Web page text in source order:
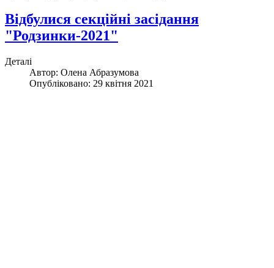
Відбулися секційні засідання
"Родзинки-2021"
Деталі
Автор: Олена Абразумова
Опубліковано: 29 квітня 2021